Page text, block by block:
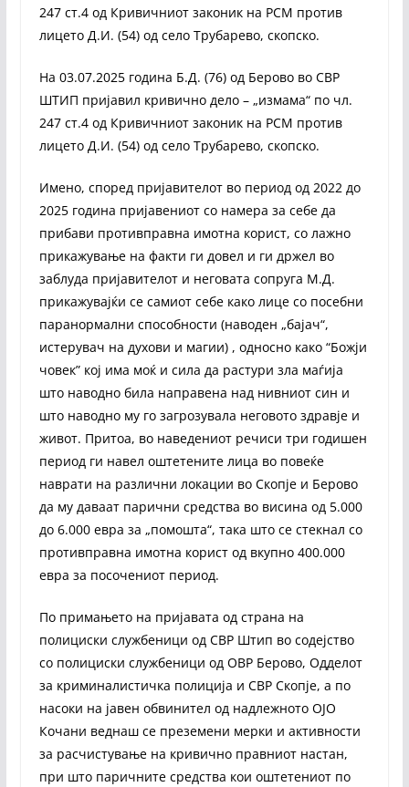
247 ст.4 од Кривичниот законик на РСМ против
лицето Д.И. (54) од село Трубарево, скопско.
На 03.07.2025 година Б.Д. (76) од Берово во СВР
ШТИП пријавил кривично дело – „измама“ по чл.
247 ст.4 од Кривичниот законик на РСМ против
лицето Д.И. (54) од село Трубарево, скопско.
Имено, според пријавителот во период од 2022 до
2025 година пријавениот со намера за себе да
прибави противправна имотна корист, со лажно
прикажување на факти ги довел и ги држел во
заблуда пријавителот и неговата сопруга М.Д.
прикажувајќи се самиот себе како лице со посебни
паранормални способности (наводен „бајач“,
истерувач на духови и магии) , односно како “Божји
човек” кој има моќ и сила да растури зла маѓија
што наводно била направена над нивниот син и
што наводно му го загрозувала неговото здравје и
живот. Притоа, во наведениот речиси три годишен
период ги навел оштетените лица во повеќе
наврати на различни локации во Скопје и Берово
да му даваат парични средства во висина од 5.000
до 6.000 евра за „помошта“, така што се стекнал со
противправна имотна корист од вкупно 400.000
евра за посочениот период.
По примањето на пријавата од страна на
полициски службеници од СВР Штип во содејство
со полициски службеници од ОВР Берово, Одделот
за криминалистичка полиција и СВР Скопје, а по
насоки на јавен обвинител од надлежното ОЈО
Кочани веднаш се преземени мерки и активности
за расчистување на кривично правниот настан,
при што паричните средства кои оштетениот по